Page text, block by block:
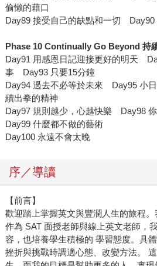
偷懶的藉口
Day89 接受自己的缺點和一切 Day90
Phase 10 Continually Go Beyond 持
Day91 用感恩日記迎接更好的明天
事 Day93 只要15分鐘
Day94 過去不必等於未來 Day95 小
續出拳的精神
Day97 規則越少，心越快樂 Day98
Day99 什麼都不做的藝術
Day100 永遠不會太晚
序／導讀
【前言】
歡迎踏上掌握英文與豐潤人生的旅程。
作為 SAT 面授老師與線上英文老師，
容，也培養學生積極的 學習態度。具
挫折與挑戰時調適心態、改變方法。